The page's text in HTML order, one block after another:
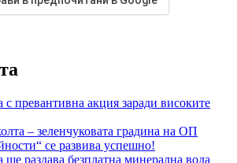
превантивна акция заради високите
– зеленчуковата градина на ОП
се развива успешно!
раздава безплатна минерална вода